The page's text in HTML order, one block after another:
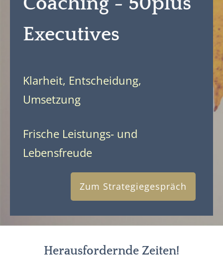
Executives
Klarheit, Entscheidung,
Umsetzung
Frische Leistungs- und
Lebensfreude
Zum Strategiegespräch
Herausfordernde Zeiten!